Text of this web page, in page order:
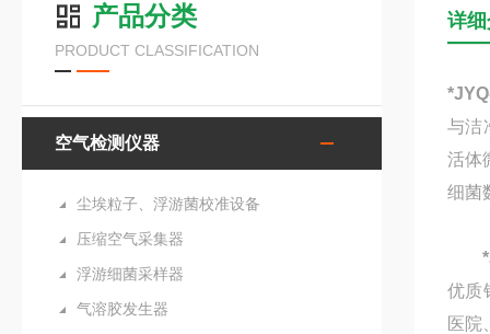
产品分类
PRODUCT CLASSIFICATION
空气检测仪器
尘埃粒子、浮游菌校准设备
压缩空气采集器
浮游细菌采样器
气溶胶发生器
详
与洁
活体
细菌
优质
医院